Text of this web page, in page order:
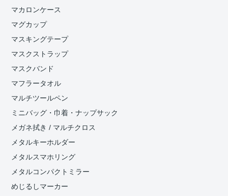
マカロンケース
マグカップ
マスキングテープ
マスクストラップ
マスクバンド
マフラータオル
マルチツールペン
ミニバッグ・巾着・ナップサック
メガネ拭き / マルチクロス
メタルキーホルダー
メタルスマホリング
メタルコンパクトミラー
めじるしマーカー